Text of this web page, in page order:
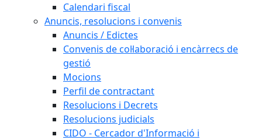
Calendari fiscal
Anuncis, resolucions i convenis
Anuncis / Edictes
Convenis de col·laboració i encàrrecs de
gestió
Mocions
Perfil de contractant
Resolucions i Decrets
Resolucions judicials
CIDO - Cercador d'Informació i